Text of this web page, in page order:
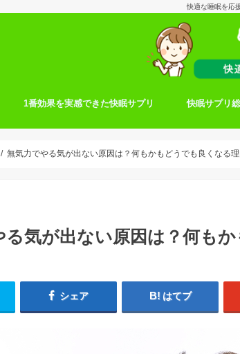
快適な睡眠を応
1番効果を実感できた快眠サプリ 快眠サプリ
無気力でやる気が出ない原因は？何もかもどうでも良くなる理
る気が出ない原因は？何も
シェア はてブ